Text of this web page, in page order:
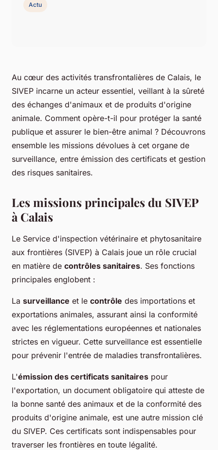
Au cœur des activités transfrontalières de Calais, le
SIVEP incarne un acteur essentiel, veillant à la sûreté
des échanges d'animaux et de produits d'origine
animale. Comment opère-t-il pour protéger la santé
publique et assurer le bien-être animal ? Découvrons
ensemble les missions dévolues à cet organe de
surveillance, entre émission des certificats et gestion
des risques sanitaires.
Les missions principales du SIVEP
à Calais
Le Service d'inspection vétérinaire et phytosanitaire
aux frontières (SIVEP) à Calais joue un rôle crucial
en matière de contrôles sanitaires. Ses fonctions
principales englobent :
La surveillance et le contrôle des importations et
exportations animales, assurant ainsi la conformité
avec les réglementations européennes et nationales
strictes en vigueur. Cette surveillance est essentielle
pour prévenir l'entrée de maladies transfrontalières.
L'émission des certificats sanitaires pour
l'exportation, un document obligatoire qui atteste de
la bonne santé des animaux et de la conformité des
produits d'origine animale, est une autre mission clé
du SIVEP. Ces certificats sont indispensables pour
traverser les frontières en toute légalité.
Actu